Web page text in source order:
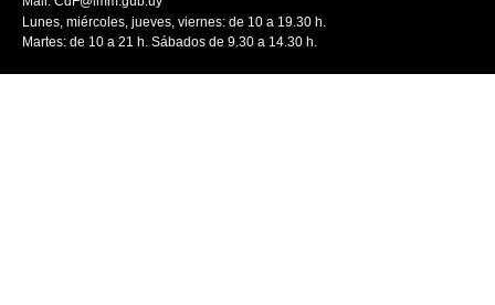
Lunes, miércoles, jueves, viernes: de 10 a 19.30 h.
Martes: de 10 a 21 h. Sábados de 9.30 a 14.30 h.